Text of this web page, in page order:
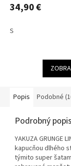
34,90 €
S
Popis Podobné
Podrobný popis
YAKUZA GRUNGE
kapucňou dlhého
týmito super